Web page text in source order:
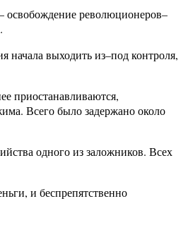
освобождение революционеров–
начала выходить из–под контроля,
приостанавливаются,
Всего было задержано около
одного из заложников. Всех
и беспрепятственно